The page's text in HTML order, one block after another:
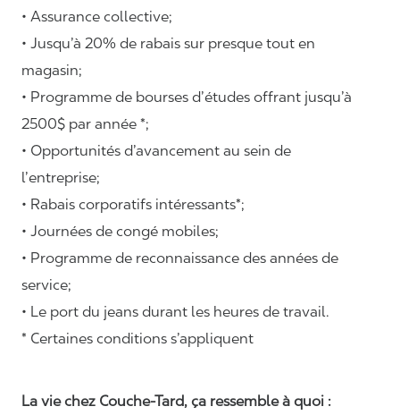
• Assurance collective;
• Jusqu’à 20% de rabais sur presque tout en
magasin;
• Programme de bourses d’études offrant jusqu’à
2500$ par année *;
• Opportunités d’avancement au sein de
l’entreprise;
• Rabais corporatifs intéressants*;
• Journées de congé mobiles;
• Programme de reconnaissance des années de
service;
• Le port du jeans durant les heures de travail.
* Certaines conditions s’appliquent
La vie chez Couche-Tard, ça ressemble à quoi :